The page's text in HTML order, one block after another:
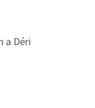
a Déri